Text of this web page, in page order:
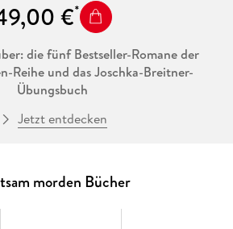
€
die fünf Bestseller-Romane der
Reihe und das Joschka-Breitner-
Übungsbuch
die große Frage des Lebens: Wie
Joschka Breitner. Durch Achtsamkeit
mit seinem inneren Kind
Jetzt entdecken
morden Bücher